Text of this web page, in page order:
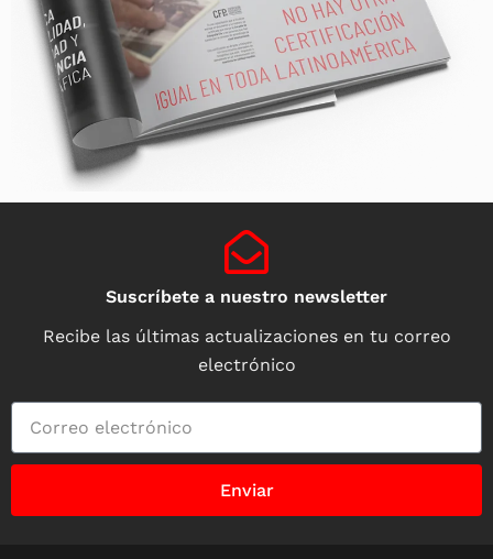
Suscríbete a nuestro newsletter
Recibe las últimas actualizaciones en tu correo
electrónico
Enviar